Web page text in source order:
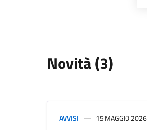
Novità (3)
AVVISI 15 MAGGIO 2026